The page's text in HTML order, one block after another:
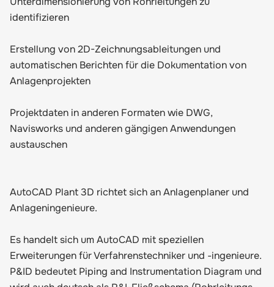
identifizieren
Erstellung von 2D-Zeichnungsableitungen und
automatischen Berichten für die Dokumentation von
Anlagenprojekten
Projektdaten in anderen Formaten wie DWG,
Navisworks und anderen gängigen Anwendungen
austauschen
AutoCAD Plant 3D richtet sich an Anlagenplaner und
Anlageningenieure.
Es handelt sich um AutoCAD mit speziellen
Erweiterungen für Verfahrenstechniker und -ingenieure.
P&ID bedeutet Piping and Instrumentation Diagram und